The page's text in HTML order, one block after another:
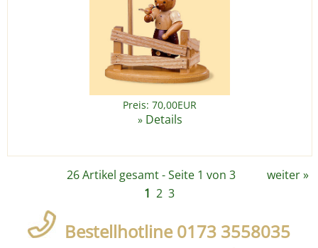
Preis: 70,00EUR
» Details
26 Artikel gesamt - Seite 1 von 3 weiter»
1 2 3
Bestellhotline 0173 3558035